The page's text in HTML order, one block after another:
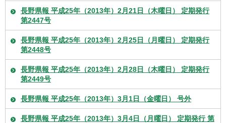
長野県報 平成25年（2013年）2月21日（木曜日） 定期発行
第2447号
長野県報 平成25年（2013年）2月25日（月曜日） 定期発行
第2448号
長野県報 平成25年（2013年）2月28日（木曜日） 定期発行
第2449号
長野県報 平成25年（2013年）3月1日（金曜日） 号外
長野県報 平成25年（2013年）3月4日（月曜日） 定期発行 第